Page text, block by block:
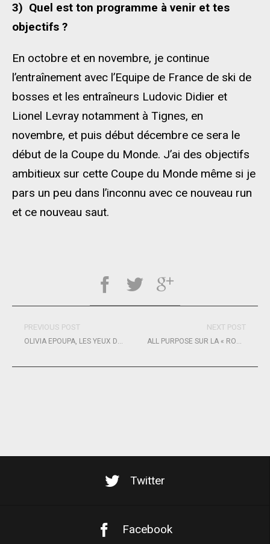
3) Quel est ton programme à venir et tes
objectifs ?
En octobre et en novembre, je continue
l’entraînement avec l’Equipe de France de ski de
bosses et les entraîneurs Ludovic Didier et
Lionel Levray notamment à Tignes, en
novembre, et puis début décembre ce sera le
début de la Coupe du Monde. J’ai des objectifs
ambitieux sur cette Coupe du Monde même si je
pars un peu dans l’inconnu avec ce nouveau run
et ce nouveau saut.
PREVIOUS POST
OLIVIA EPOUPA, LES YEUX DANS LES BLEUES !
NEXT POST
ALL PURPOSE SUR LA « ROUTE DU RHUM »
Twitter
Facebook